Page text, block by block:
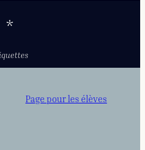
*
Page pour les élèves